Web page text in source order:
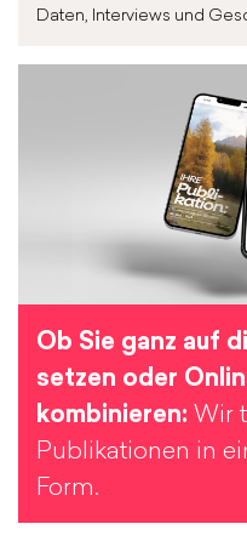
Daten, Interviews und
Ob Sie ganz auf
setzen oder
kombinieren: Wir
Publikationen in
Form.